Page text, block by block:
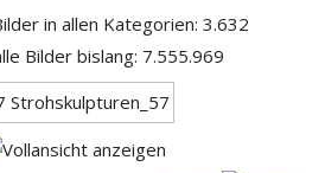
in allen Kategorien: 3.632
Bilder bislang: 7.555.969